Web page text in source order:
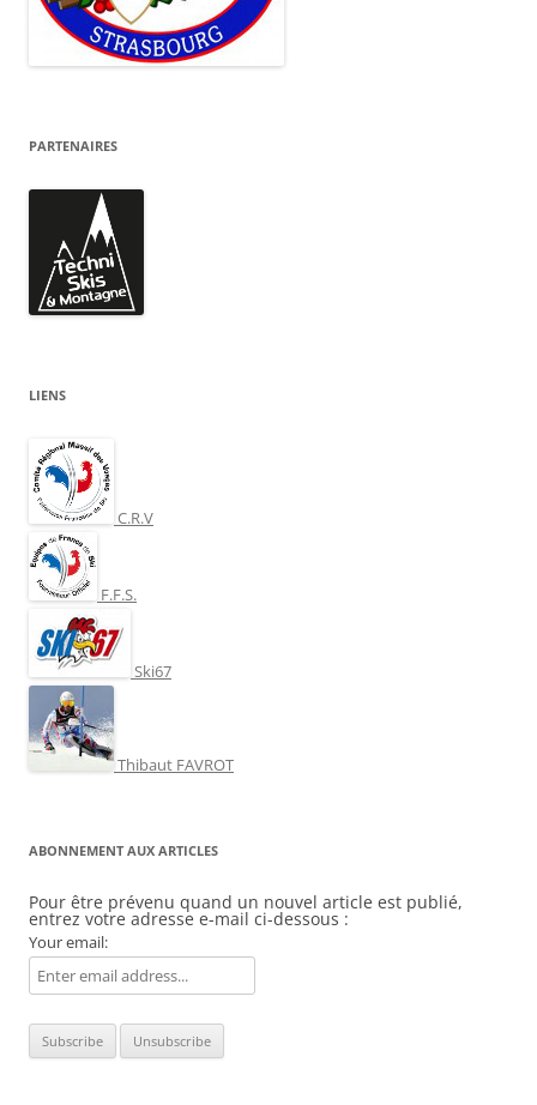
PARTENAIRES
LIENS
C.R.V
F.F.S.
Ski67
Thibaut FAVROT
ABONNEMENT AUX ARTICLES
Pour être prévenu quand un nouvel article est publié,
entrez votre adresse e-mail ci-dessous :
Your email: